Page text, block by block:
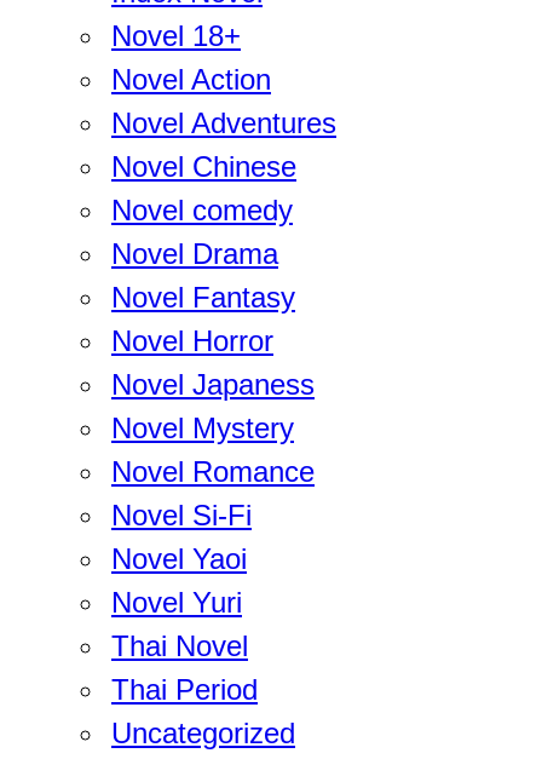
Novel 18+
Novel Action
Novel Adventures
Novel Chinese
Novel comedy
Novel Drama
Novel Fantasy
Novel Horror
Novel Japaness
Novel Mystery
Novel Romance
Novel Si-Fi
Novel Yaoi
Novel Yuri
Thai Novel
Thai Period
Uncategorized